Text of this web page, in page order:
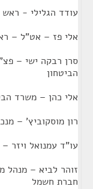
עודד הגלילי -
אלי פז – אט"ל –
סרן רבקה ישי –
הביטחון
אלי כהן – משרד
רון מוסקוביץ' –
עו"ד עמנואל ויזר
זוהר לביא – מנהל
חברת חשמל